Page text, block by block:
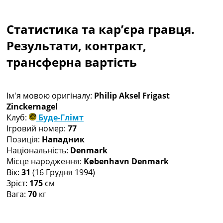
Чемпіонат Світу
Україна. Прем’єр-Ліга
Україна. Перша Ліга
Ліга Чемпіонів
Ще Турніри >>>
Таблиці
Чемпіонат Світу. Турнирні таблиці
Таблиця УПЛ
Перша Ліга
Таблиця АПЛ
Таблиця Ла Ліги
Таблиця Ліги Чемпіонів
Всі таблиці >>>
Рейтинги
Статистика та кар’єра гравця.
Результати, контракт,
трансферна вартість
Ім'я мовою оригіналу: Philip Aksel Frigast
Zinckernagel
Клуб:
Буде-Глімт
Ігровий номер: 77
Позиція: Нападник
Національність: Denmark
Місце народження: København Denmark
Вік: 31 (16 Грудня 1994)
Зріст: 175 см
Вага: 70 кг